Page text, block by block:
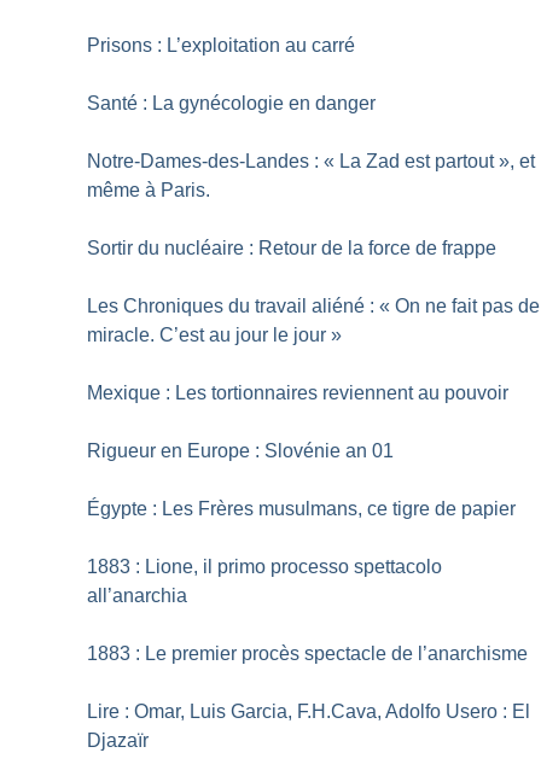
Prisons : L’exploitation au carré
Santé : La gynécologie en danger
Notre-Dames-des-Landes : « La Zad est partout », et
même à Paris.
Sortir du nucléaire : Retour de la force de frappe
Les Chroniques du travail aliéné : « On ne fait pas de
miracle. C’est au jour le jour »
Mexique : Les tortionnaires reviennent au pouvoir
Rigueur en Europe : Slovénie an 01
Égypte : Les Frères musulmans, ce tigre de papier
1883 : Lione, il primo processo spettacolo
all’anarchia
1883 : Le premier procès spectacle de l’anarchisme
Lire : Omar, Luis Garcia, F.H.Cava, Adolfo Usero : El
Djazaïr